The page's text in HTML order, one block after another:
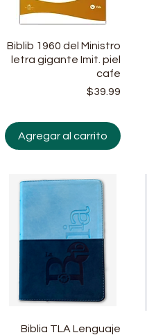
Vista rápida
Biblib 1960 del Ministro
letra gigante Imit. piel
cafe
Precio
$39.99
Agregar al carrito
Vista rápida
Biblia TLA Lenguaje